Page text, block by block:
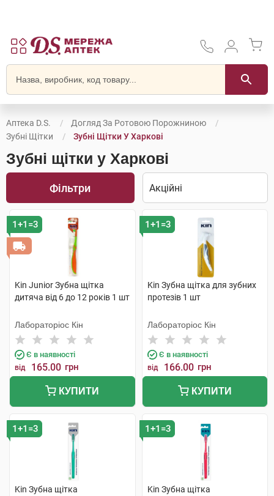
Аптека D.S.
Догляд За Ротовою Порожниною
Зубні Щітки
Зубні Щітки У Харкові
Зубні щітки у Харкові
Фільтри
1+1=3
Kin Junior Зубна щітка
дитяча від 6 до 12 років 1 шт
Лабораторіос Кін
Є в наявності
від 165.00 грн
КУПИТИ
1+1=3
Kin Зубна щітка для зубних
протезів 1 шт
Лабораторіос Кін
Є в наявності
від 166.00 грн
КУПИТИ
1+1=3
Kin Зубна щітка
1+1=3
Kin Зубна щітка